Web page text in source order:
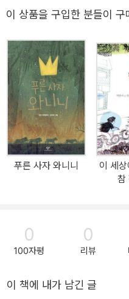
해 얼마나 알고 있을까요? 현재
했지요. 하지만 원자력 발전을
으로 어렵습니다. 원자력 발전을 하면 싼값으로 전기를 만들 수 있습
니다. 하지만 원자력 발전의 연
뿐, 원자력 발전을 유지하고 관
어갑니다. 그런 의미에서 원자
습니다. 한편에서는 원자력 발
온난화에 도움이 된다고 주장
력 발전은 발전소에서 직접 배
관리하거나 운반하는 과정에
그다지 친환경적인 에너지 같
《원자력 논쟁》에서는 원자력
원전에 대한 진실을 파헤쳐 봅
대 입장을 대변하는 아이들의
있게 이해할 수 있도록 구성했
이 상품을 구입한 분들이 구
푸른 사자 와니니
이 세
참
0
100자평
0
리뷰
이 책에 내가 남긴 글